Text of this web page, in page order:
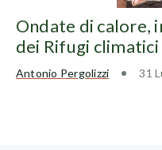
Ondate di calore,
dei Rifugi
Antonio Pergolizzi 31